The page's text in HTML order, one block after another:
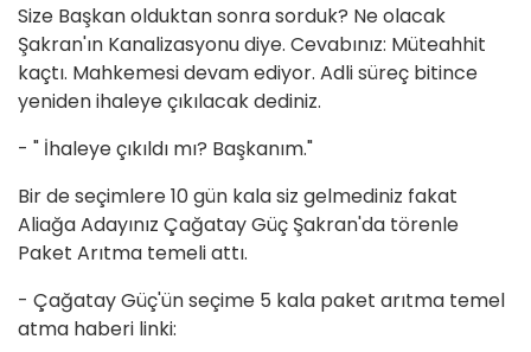
Size Başkan olduktan sonra sorduk? Ne olacak
Şakran'ın Kanalizasyonu diye. Cevabınız: Müteahhit
kaçtı. Mahkemesi devam ediyor. Adli süreç bitince
yeniden ihaleye çıkılacak dediniz.
- " İhaleye çıkıldı mı? Başkanım."
Bir de seçimlere 10 gün kala siz gelmediniz fakat
Aliağa Adayınız Çağatay Güç Şakran'da törenle
Paket Arıtma temeli attı.
- Çağatay Güç'ün seçime 5 kala paket arıtma temel
atma haberi linki: